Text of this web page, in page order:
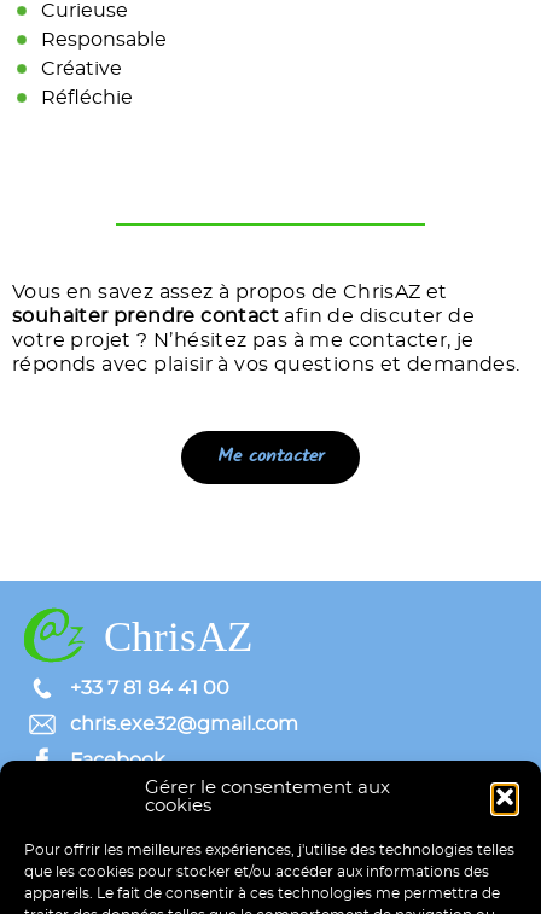
Gérer le consentement aux
cookies
Pour offrir les meilleures expériences, j'utilise des technologies telles
que les cookies pour stocker et/ou accéder aux informations des
appareils. Le fait de consentir à ces technologies me permettra de
Curieuse
Responsable
Créative
Réfléchie
Vous en savez assez à propos de ChrisAZ et
souhaiter prendre contact afin de discuter de
votre projet ? N’hésitez pas à me contacter, je
réponds avec plaisir à vos questions et demandes.
Me contacter
ChrisAZ
+33 7 81 84 41 00
chris.exe32@gmail.com
Facebook
Linkedin
Accueil
Site vitrine